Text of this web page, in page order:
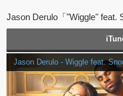
Jason Derulo「"Wiggle" feat.
Jason Derulo - Wiggle feat.